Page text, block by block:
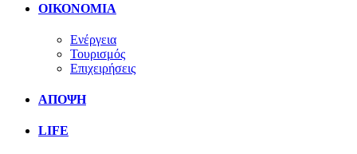
ΟΙΚΟΝΟΜΙΑ
Ενέργεια
Τουρισμός
Επιχειρήσεις
ΑΠΟΨΗ
LIFE